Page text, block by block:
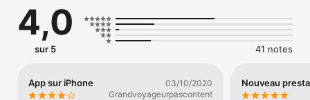
- Réécouter tous les podcasts de nos émissions
- Ecouter tous nos flux musicaux thématiques 24 heures sur
24
- Ecouter le jukebox TSFJAZZ premium : des sélections
musicales concoctées par notre équipe
ondes
- Lire toutes les dernières actus du jazz rédigées par notre
4,0
sur 5 41 notes
App sur iPhone
03/10/2020
Grandvoyageurpascontent
Nouveau